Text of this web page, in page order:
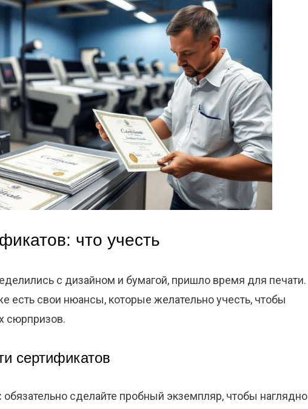
что учесть
с дизайном и бумагой, пришло время для печати.
есть свои нюансы, которые желательно учесть, чтобы
сюрпризов.
сертификатов
обязательно сделайте пробный экземпляр, чтобы наглядно